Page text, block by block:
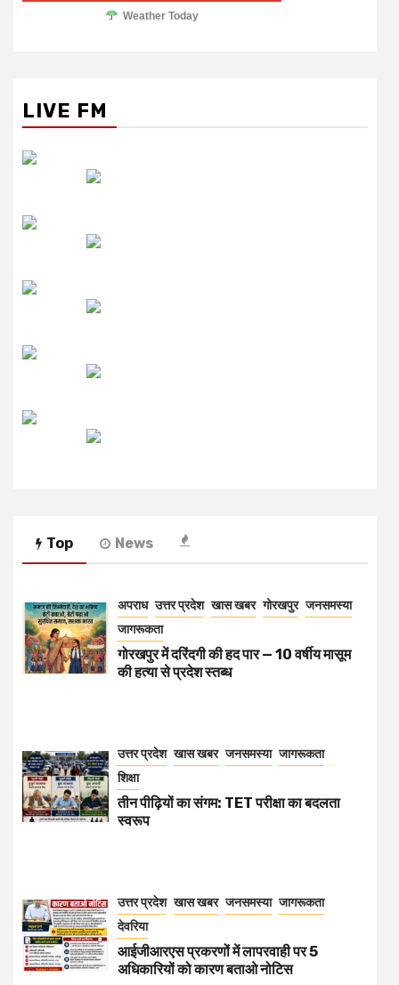
Weather Today
LIVE FM
Top News
अपराध उत्तर प्रदेश खास खबर गोरखपुर जनसमस्या
जागरूकता
गोरखपुर में दरिंदगी की हद पार — 10 वर्षीय मासूम
की हत्या से प्रदेश स्तब्ध
उत्तर प्रदेश खास खबर जनसमस्या जागरूकता
शिक्षा
तीन पीढ़ियों का संगम: TET परीक्षा का बदलता
स्वरूप
उत्तर प्रदेश खास खबर जनसमस्या जागरूकता
देवरिया
आईजीआरएस प्रकरणों में लापरवाही पर 5
अधिकारियों को कारण बताओ नोटिस